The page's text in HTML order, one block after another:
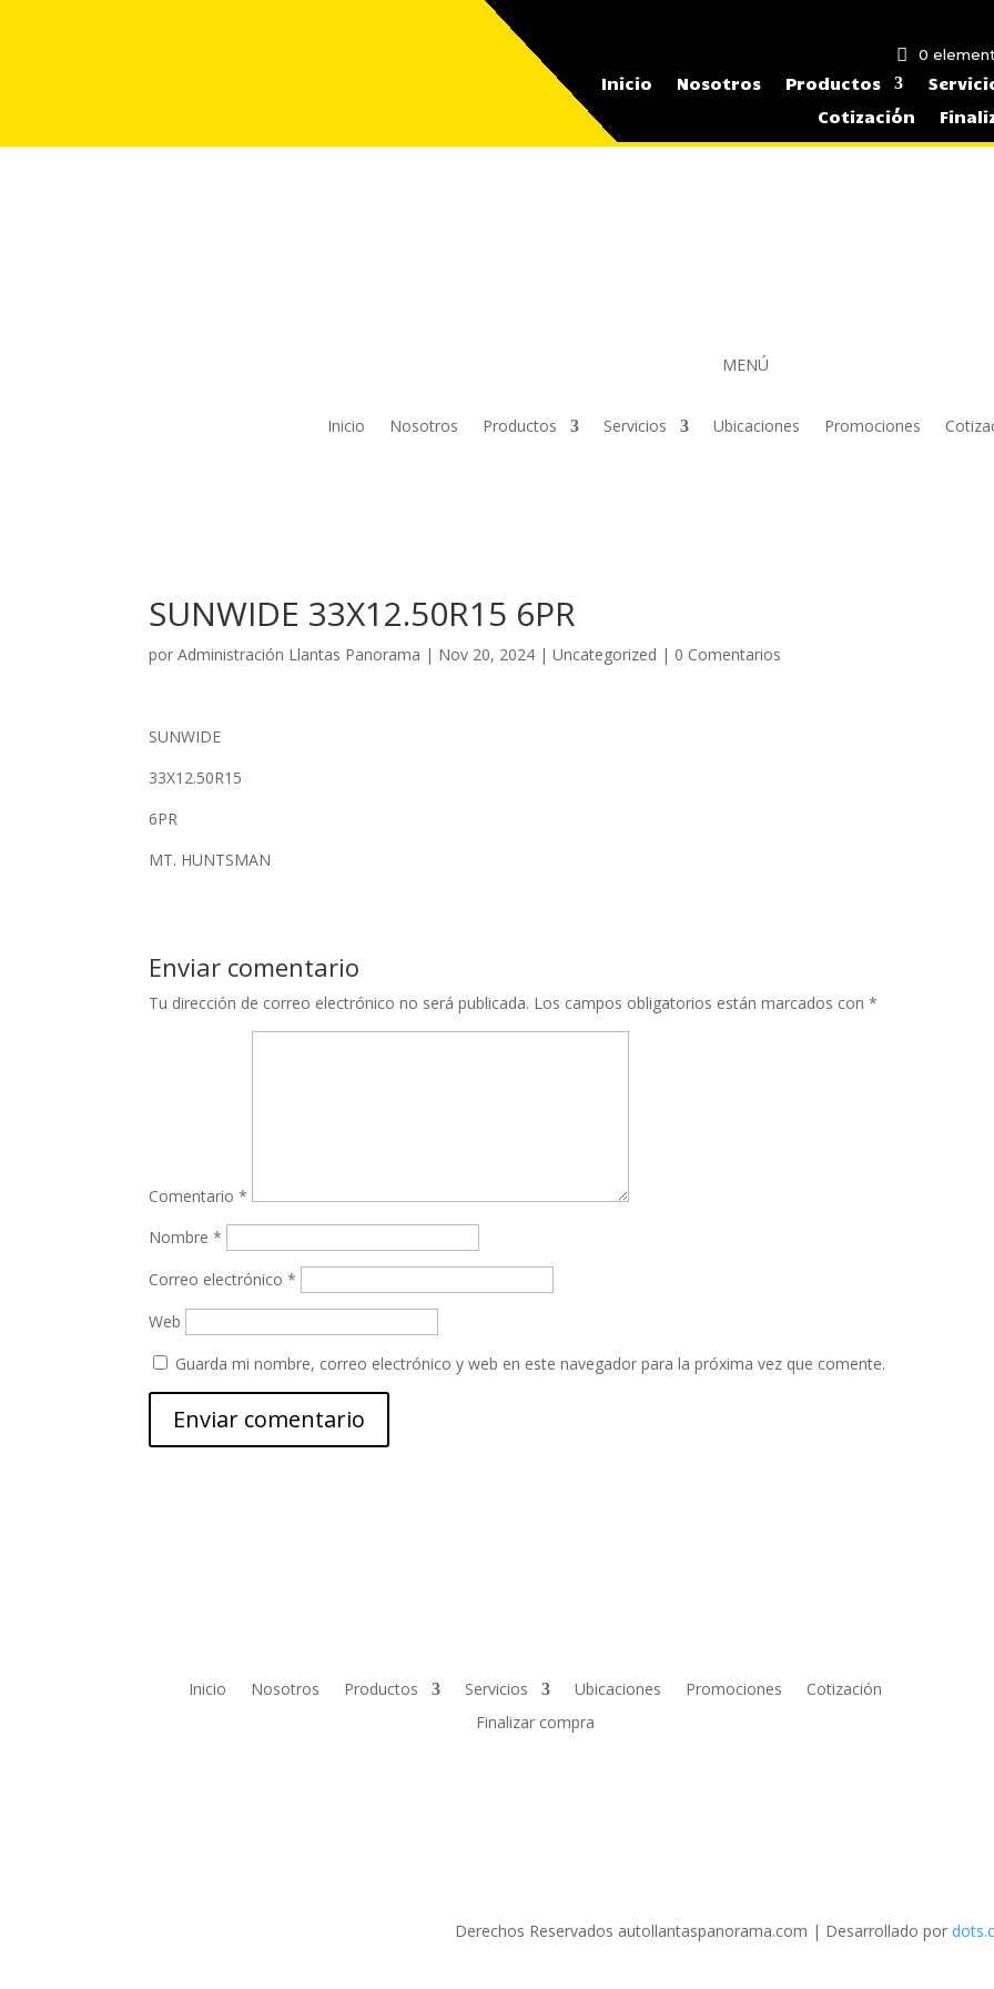
0
Inicio Nosotros Productos
Cotización
MENÚ
Inicio Nosotros Productos Servicios Ubicaciones Promociones
SUNWIDE 33X12.50R15 6PR
porAdministración Llantas Panorama | Nov 20, 2024 |Uncategorized | 0 Comentarios
SUNWIDE
33X12.50R15
6PR
MT. HUNTSMAN
Enviar comentario
Tu dirección de correo electrónico no será publicada. Los campos obligatorios están marcados con*
Comentario*
Nombre*
Correo electrónico*
Web
Guarda mi nombre, correo electrónico y web en este navegador para la próxima vez que comente.
Inicio Nosotros Productos Servicios Ubicaciones Promociones
Cotización
Finalizar compra
Derechos Reservados autollantaspanorama.com | Desarrollado por